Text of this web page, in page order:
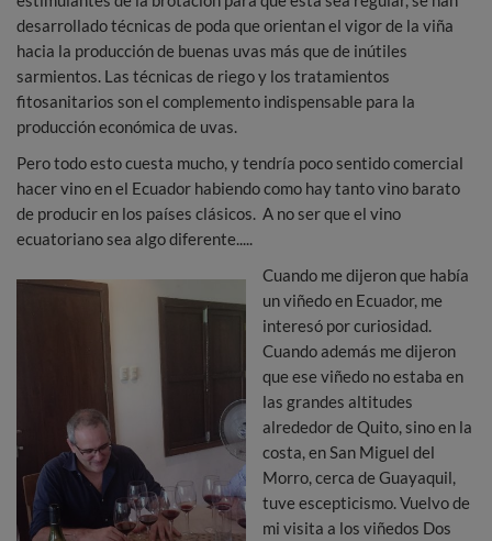
desarrollado técnicas de poda que orientan el vigor de la viña
hacia la producción de buenas uvas más que de inútiles
sarmientos. Las técnicas de riego y los tratamientos
fitosanitarios son el complemento indispensable para la
producción económica de uvas.
Pero todo esto cuesta mucho, y tendría poco sentido comercial
hacer vino en el Ecuador habiendo como hay tanto vino barato
de producir en los países clásicos. A no ser que el vino
ecuatoriano sea algo diferente.....
Cuando me dijeron que había
un viñedo en Ecuador, me
interesó por curiosidad.
Cuando además me dijeron
que ese viñedo no estaba en
las grandes altitudes
alrededor de Quito, sino en la
costa, en San Miguel del
Morro, cerca de Guayaquil,
tuve escepticismo. Vuelvo de
mi visita a los viñedos Dos